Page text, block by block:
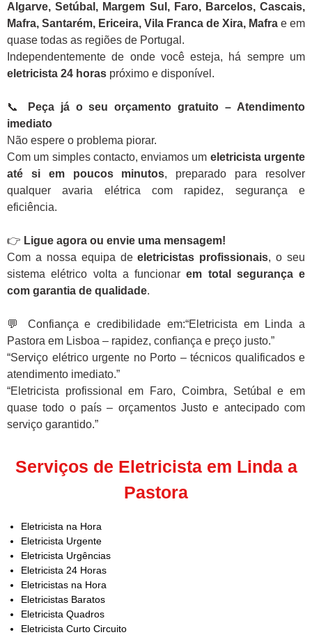
Algarve, Setúbal, Margem Sul, Faro, Barcelos, Cascais,
Mafra, Santarém, Ericeira, Vila Franca de Xira, Mafra e em
quase todas as regiões de Portugal.
Independentemente de onde você esteja, há sempre um
eletricista 24 horas próximo e disponível.
📞
Peça já o seu orçamento gratuito – Atendimento
imediato
Não espere o problema piorar.
Com um simples contacto, enviamos um eletricista urgente
até si em poucos minutos, preparado para resolver
qualquer avaria elétrica com rapidez, segurança e
eficiência.
👉 Ligue agora ou envie uma mensagem!
Com a nossa equipa deeletricistas profissionais, o seu
sistema elétrico volta a funcionarem total segurança e
com garantia de qualidade.
💬 Confiança e credibilidade em:“Eletricista em Linda a
Pastora em Lisboa – rapidez, confiança e preço justo.”
“Serviço elétrico urgente no Porto – técnicos qualificados e
atendimento imediato.”
“Eletricista profissional em Faro, Coimbra, Setúbal e em
quase todo o país – orçamentos Justo e antecipado com
serviço garantido.”
Serviços de Eletricista em Linda a
Pastora
Eletricista na Hora
Eletricista Urgente
Eletricista Urgências
Eletricista 24 Horas
Eletricistas na Hora
Eletricistas Baratos
Eletricista Quadros
Eletricista Curto Circuito